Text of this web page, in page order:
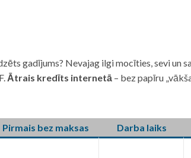
gadījums? Nevajag ilgi mocīties, sevi
Ātrais kredīts internetā – bez papīru
Pirmais bez maksas Darba laiks